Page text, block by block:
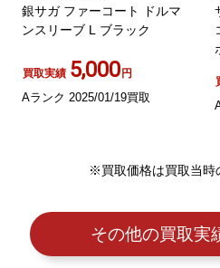
銀サガ ファーコート ドルマ
ンスリーブ L ブラック
買取実績 5,000円
Aランク 2025/01/19買取
※買取価格は買取当時
その他の買取実